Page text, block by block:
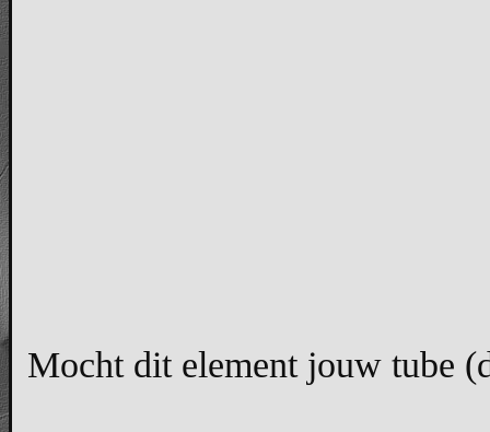
Mocht dit element jouw tube